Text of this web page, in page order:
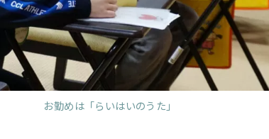
お勤めは「らいはいのうた」